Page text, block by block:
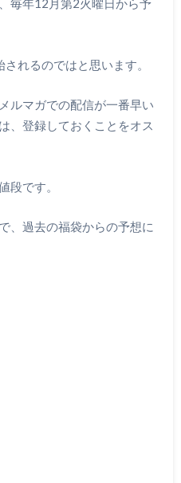
毎年12月第2火曜日から予
れるのではと思います。
ルマガでの配信が一番早い
、登録しておくことをオス
段です。
、過去の福袋からの予想に